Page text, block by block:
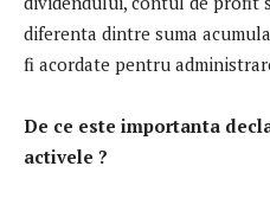
diferenta dintre suma
fi acordate pentru
De ce este importanta
activele ?